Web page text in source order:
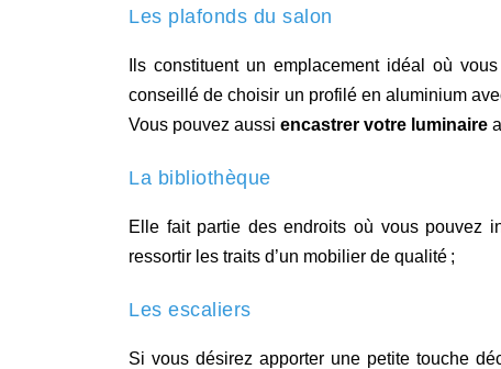
Les plafonds du salon
Ils constituent un emplacement idéal où
conseillé de choisir un profilé en aluminium
Vous pouvez aussi encastrer votre luminaire
La bibliothèque
Elle fait partie des endroits où vous pouvez
ressortir les traits d’un mobilier de qualité ;
Les escaliers
Si vous désirez apporter une petite touche